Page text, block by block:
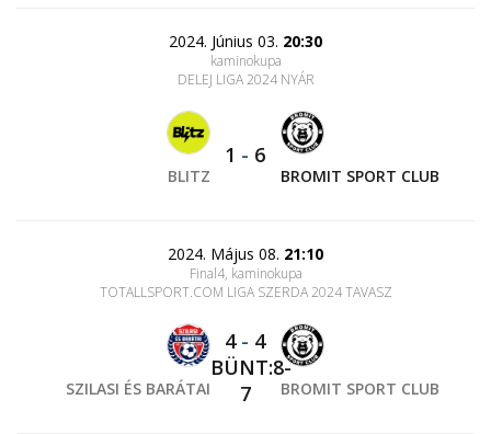
2024. Június 03. 20:30
kaminokupa
DELEJ LIGA 2024 NYÁR
BLITZ
1 - 6
BROMIT SPORT CLUB
2024. Május 08. 21:10
Final4, kaminokupa
TOTALLSPORT.COM LIGA SZERDA 2024 TAVASZ
SZILASI ÉS BARÁTAI
4- 4
BÜNT:8-
7
BROMIT SPORT CLUB